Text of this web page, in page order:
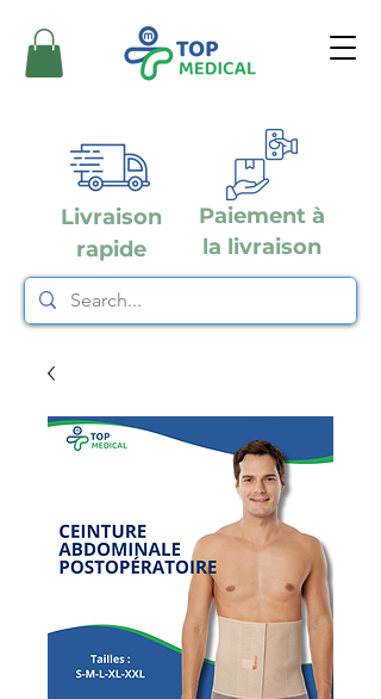
Livraison
rapide
Paiement à
la livraison